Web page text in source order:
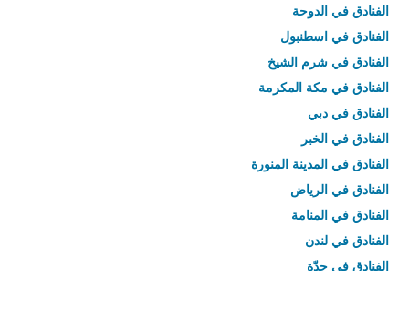
الفنادق في الدوحة
الفنادق في اسطنبول
الفنادق في شرم الشيخ
الفنادق في مكة المكرمة
الفنادق في دبي
الفنادق في الخبر
الفنادق في المدينة المنورة
الفنادق في الرياض
الفنادق في المنامة
الفنادق في لندن
الفنادق في جدّة